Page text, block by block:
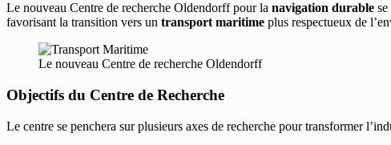
Le nouveau Centre de recherche Oldendorff pour la navigation durable
favorisant la transition vers un transport maritime plus respectueux de
Le nouveau Centre de recherche Oldendorff
Objectifs du Centre de Recherche
Le centre se penchera sur plusieurs axes de recherche pour transformer